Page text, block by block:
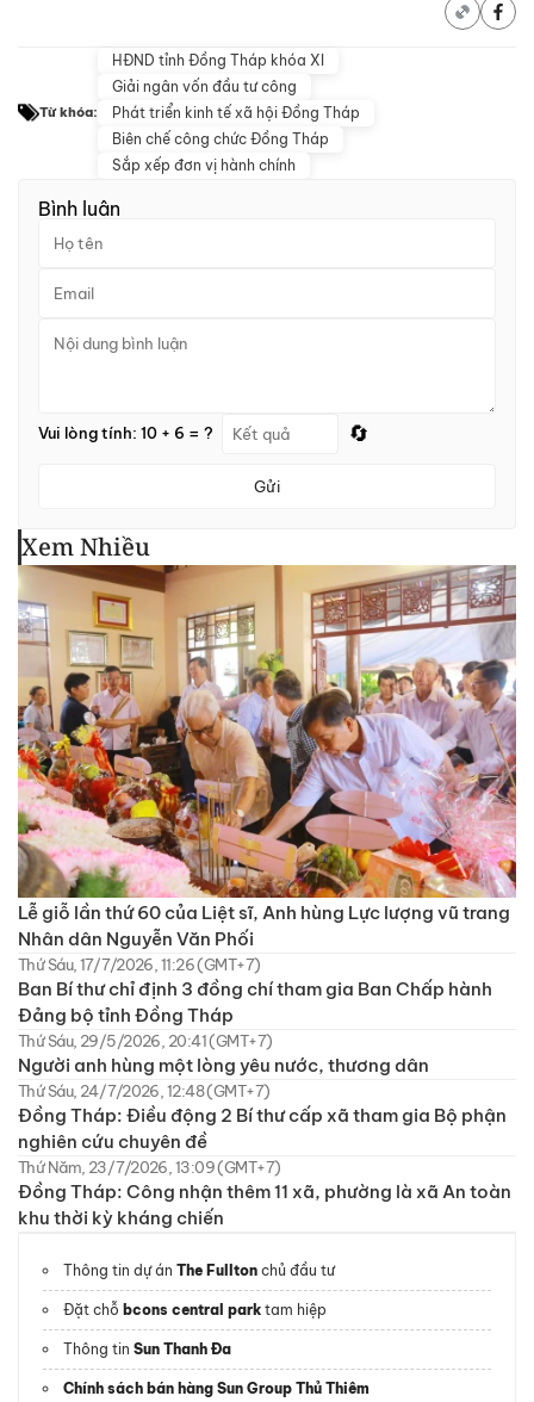
Từ khóa:
HĐND tỉnh Đồng Tháp khóa XI
Giải ngân vốn đầu tư công
Phát triển kinh tế xã hội Đồng Tháp
Biên chế công chức Đồng Tháp
Sắp xếp đơn vị hành chính
Bình luận
Vui lòng tính: 10 + 6 = ? 🔄
Gửi
Xem Nhiều
Lễ giỗ lần thứ 60 của Liệt sĩ, Anh hùng Lực lượng vũ trang
Nhân dân Nguyễn Văn Phối
Thứ Sáu, 17/7/2026, 11:26 (GMT+7)
Ban Bí thư chỉ định 3 đồng chí tham gia Ban Chấp hành
Đảng bộ tỉnh Đồng Tháp
Thứ Sáu, 29/5/2026, 20:41 (GMT+7)
Người anh hùng một lòng yêu nước, thương dân
Thứ Sáu, 24/7/2026, 12:48 (GMT+7)
Đồng Tháp: Điều động 2 Bí thư cấp xã tham gia Bộ phận
nghiên cứu chuyên đề
Thứ Năm, 23/7/2026, 13:09 (GMT+7)
Đồng Tháp: Công nhận thêm 11 xã, phường là xã An toàn
khu thời kỳ kháng chiến
Thông tin dự án The Fullton chủ đầu tư
Đặt chỗ bcons central park tam hiệp
Thông tin Sun Thanh Đa
Chính sách bán hàng Sun Group Thủ Thiêm